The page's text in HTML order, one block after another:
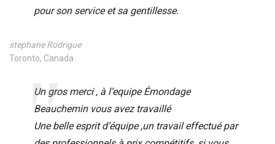
pour son service et sa gentillesse.
stephane Rodrigue
Toronto, Canada
Un gros merci , à l’equipe Émondage
Beauchemin vous avez travaillé
Une belle esprit d’équipe ,un travail effectué par